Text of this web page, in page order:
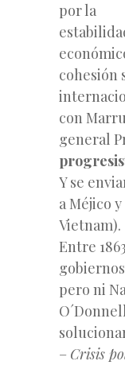
por la
cohesión
con
general
Y se
a Méjico
Vietnam).
Entre
pero ni
– Crisis